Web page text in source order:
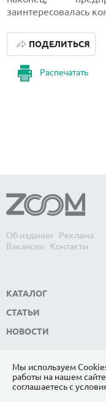
заинтересовалась
Распечатать
ПОДЕЛИТЬСЯ
Об издании
Реклама
Вакансии
Контакты
КАТАЛОГ
СТАТЬИ
НОВОСТИ
ПОДПИШИТЕСЬ НА
Мы используем
работы на нашем
соглашаетесь с